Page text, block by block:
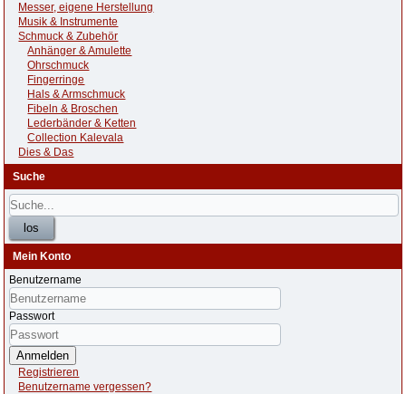
Messer, eigene Herstellung
Musik & Instrumente
Schmuck & Zubehör
Anhänger & Amulette
Ohrschmuck
Fingerringe
Hals & Armschmuck
Fibeln & Broschen
Lederbänder & Ketten
Collection Kalevala
Dies & Das
Suche
Mein Konto
Benutzername
Passwort
Anmelden
Registrieren
Benutzername vergessen?